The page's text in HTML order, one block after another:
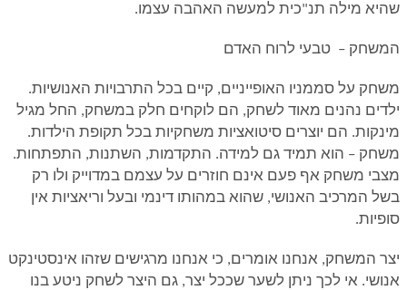
שהיא מילה תנ"כית למעשה האהבה עצמו.
המשחק – טבעי לרוח האדם
משחק על סממניו האופייניים, קיים בכל התרבויות האנושיות.
ילדים נהנים מאוד לשחק, הם לוקחים חלק במשחק, החל מגיל
מינקות. הם יוצרים סיטואציות משחקיות בכל תקופת הילדות.
משחק – הוא תמיד גם למידה. התקדמות, השתנות, התפתחות.
מצבי משחק אף פעם אינם חוזרים על עצמם במדוייק ולו רק
בשל המרכיב האנושי, שהוא במהותו דינמי ובעל וריאציות אין
סופיות.
יצר המשחק, אנחנו אומרים, כי אנחנו מרגישים שזהו אינסטינקט
אנושי. אי לכך ניתן לשער שככל יצר, גם היצר לשחק ניטע בנו